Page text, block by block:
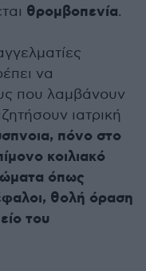
θρομβοπενία.
να
που λαμβάνουν
ιατρική
πόνο στο
κοιλιακό
όπως
θολή όραση
του